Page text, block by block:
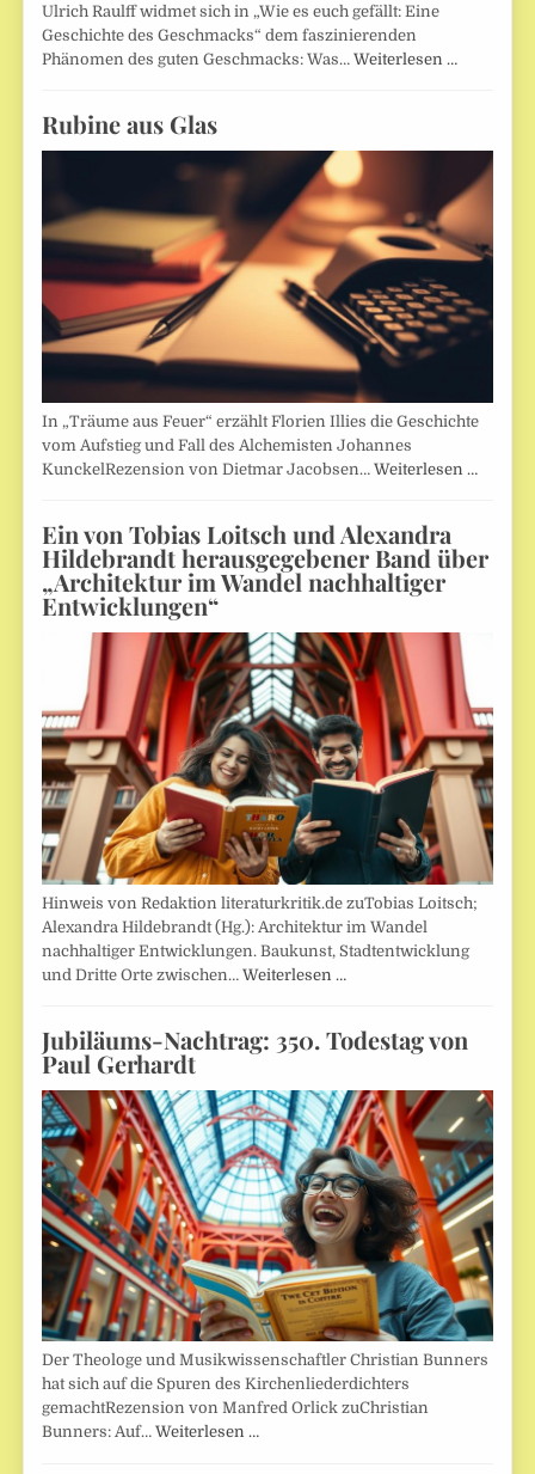
Ulrich Raulff widmet sich in „Wie es euch gefällt: Eine
Geschichte des Geschmacks“ dem faszinierenden
Phänomen des guten Geschmacks: Was…Weiterlesen …
Rubine aus Glas
In „Träume aus Feuer“ erzählt Florien Illies die Geschichte
vom Aufstieg und Fall des Alchemisten Johannes
KunckelRezension von Dietmar Jacobsen…Weiterlesen …
Ein von Tobias Loitsch und Alexandra
Hildebrandt herausgegebener Band über
„Architektur im Wandel nachhaltiger
Entwicklungen“
Hinweis von Redaktion literaturkritik.de zuTobias Loitsch;
Alexandra Hildebrandt (Hg.): Architektur im Wandel
nachhaltiger Entwicklungen. Baukunst, Stadtentwicklung
und Dritte Orte zwischen…Weiterlesen …
Jubiläums-Nachtrag: 350. Todestag von
Paul Gerhardt
Der Theologe und Musikwissenschaftler Christian Bunners
hat sich auf die Spuren des Kirchenliederdichters
gemachtRezension von Manfred Orlick zuChristian
Bunners: Auf…Weiterlesen …